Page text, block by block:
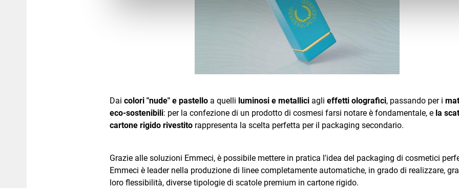
Dai colori "nude" e pastello a quelli luminosi e metalliciagli effetti olografici, passando per i
eco-sostenibili: per la confezione di un prodotto di cosmesi farsi notare è fondamentale, e la
cartone rigido rivestito rappresenta la scelta perfetta per il packaging secondario.
Grazie alle soluzioni Emmeci, è possibile mettere in pratica l'idea del packaging di cosmetici
Emmeci è leader nella produzione di linee completamente automatiche, in grado di realizzare,
loro flessibilità, diverse tipologie di scatole premium in cartone rigido.